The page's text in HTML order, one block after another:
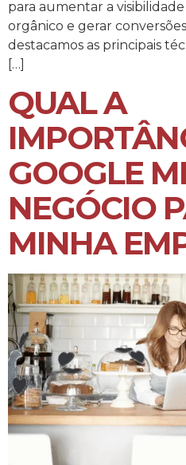
para aumentar a
orgânico e gerar
destacamos as principais
[…]
QUAL A
GOOGLE
NEGÓCIO
MINHA